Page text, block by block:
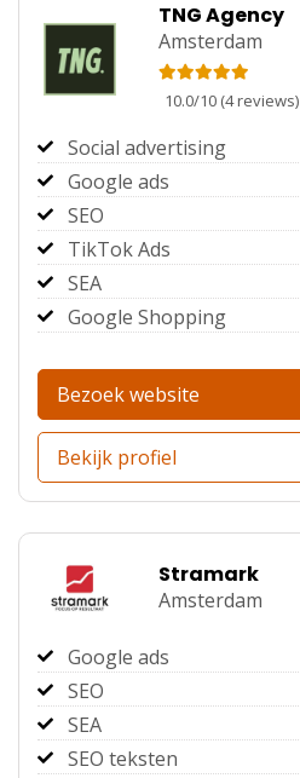
TNG Agency
Amsterdam
10.0/10 (4reviews)
Social advertising
Google ads
SEO
TikTok Ads
SEA
Google Shopping
Bezoek website
Bekijk profiel
Stramark
Amsterdam
Google ads
SEO
SEA
SEO teksten